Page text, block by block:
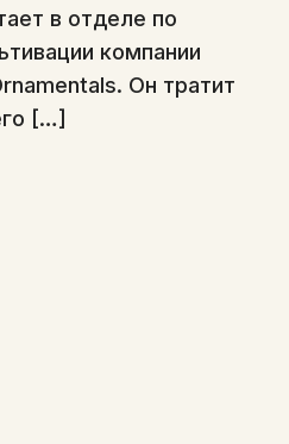
в отделе по
компании
Он тратит
[…]